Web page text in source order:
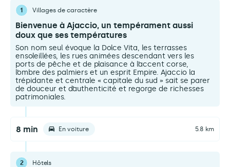
1 Villages de caractère
Bienvenue à Ajaccio, un tempérament aussi
doux que ses températures
Son nom seul évoque la Dolce Vita, les terrasses
ensoleillées, les rues animées descendant vers les
ports de pêche et de plaisance à l’accent corse,
l’ombre des palmiers et un esprit Empire. Ajaccio la
trépidante et centrale « capitale du sud » sait se parer
de douceur et d’authenticité et regorge de richesses
patrimoniales.
8 min En voiture 5.8 km
2 Hôtels